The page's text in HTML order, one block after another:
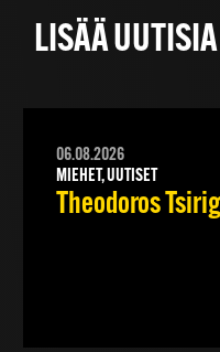
LISÄÄ UUTISIA
06.08.2026
MIEHET, UUTISET
Theodoros